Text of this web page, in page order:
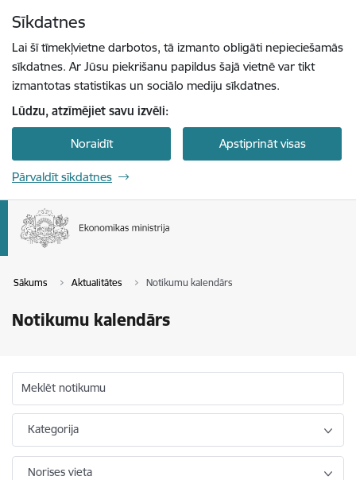
Sīkdatnes
Lai šī tīmekļvietne darbotos, tā izmanto obligāti nepieciešamās
sīkdatnes. Ar Jūsu piekrišanu papildus šajā vietnē var tikt
izmantotas statistikas un sociālo mediju sīkdatnes.
Lūdzu, atzīmējiet savu izvēli:
Noraidīt Apstiprināt visas
Pārvaldīt sīkdatnes
Sākums Aktualitātes Notikumu kalendārs
Notikumu kalendārs
Meklēt notikumu
Kategorija
Norises vieta